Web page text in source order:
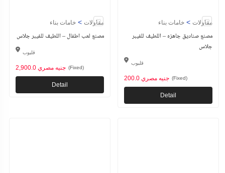
مقاولات > خامات بناء
مصنع لعب اطفال – اللطيف للفيبر جلاس
قليوب
2,900.0 جنيه مصري (Fixed)
Detail
مقاولات > خامات بناء
مصنع صناديق جاهزه – اللطيف للفيبر
جلاس
قليوب
200.0 جنيه مصري (Fixed)
Detail